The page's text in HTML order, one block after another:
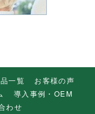
一覧
お客様の声
導入事例・OEM
わせ